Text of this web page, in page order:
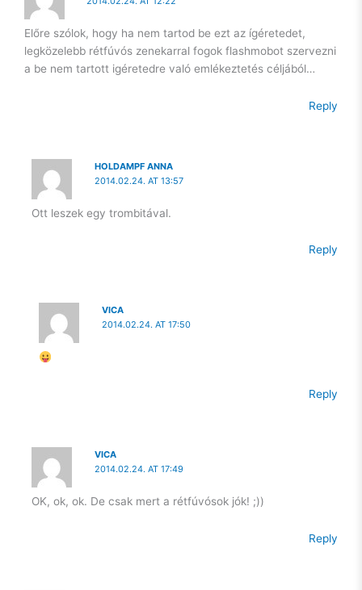
Előre szólok, hogy ha nem tartod be ezt az ígéretedet,
legközelebb rétfúvós zenekarral fogok flashmobot szervezni
a be nem tartott igéretedre való emlékeztetés céljából…
Reply
HOLDAMPF ANNA
2014.02.24. AT 13:57
Ott leszek egy trombitával.
Reply
VICA
2014.02.24. AT 17:50
Reply
VICA
2014.02.24. AT 17:49
OK, ok, ok. De csak mert a rétfúvósok jók! ;))
Reply